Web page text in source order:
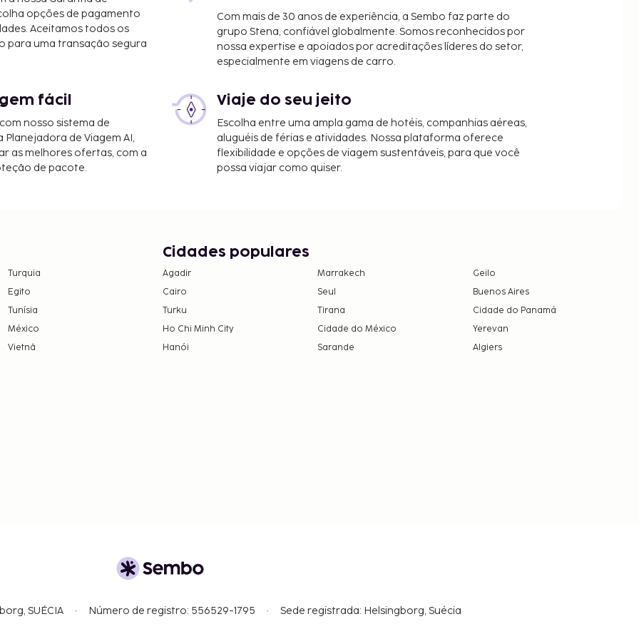
mi
- 114,4 km/71,1 mi
- 128,4 km/79,8 mi
97 mi
à sua disposição,
dos pais ou tutor,
numerário em todas
opções de pagamento
Aceitamos todos os
para uma transação segura
Com mais de 30 anos de experiência, a Sembo faz parte do
grupo Stena, confiável globalmente. Somos reconhecidos por
nossa expertise e apoiados por acreditações líderes do setor,
especialmente em viagens de carro.
fácil
nosso sistema de
Planejadora de Viagem AI,
as melhores ofertas, com a
de pacote.
Viaje do seu jeito
Escolha entre uma ampla gama de hotéis, companhias aéreas,
aluguéis de férias e atividades. Nossa plataforma oferece
flexibilidade e opções de viagem sustentáveis, para que você
possa viajar como quiser.
Turquia
Egito
Tunísia
México
Vietnã
Cidades populares
Agadir Marrakech
Geilo
Cairo
Seul
Buenos Aires
Turku
Tirana
Cidade do Panamá
Ho Chi Minh City
Cidade do México
Yerevan
Hanói
Sarande Algiers
SUÉCIA Número de registro: 556529-1795 Sede registrada: Helsingborg, Suécia